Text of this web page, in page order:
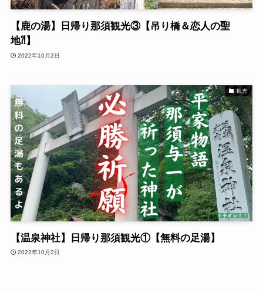
【鹿の湯】日帰り那須観光③【吊り橋＆恋人の聖
地⁈】
2022年10月2日
観光
【温泉神社】日帰り那須観光①【無料の足湯】
2022年10月2日